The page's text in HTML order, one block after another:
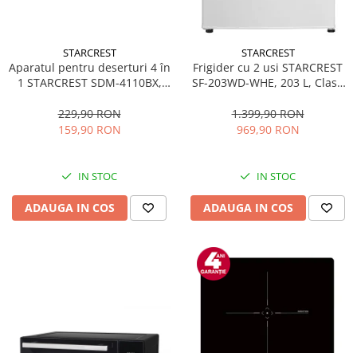
STARCREST
Aparatul pentru deserturi 4 în
1 STARCREST SDM-4110BX,
invelis ceramic pentru vafe,
nuci, gogosi si smile
229,90 RON
159,90 RON
IN STOC
ADAUGA IN COS
STARCREST
Frigider cu 2 usi STARCREST
SF-203WD-WHE, 203 L, Clasa
Termostat Ajustabil, Usi
reversibile, H 145 cm, Alb
1.399,90 RON
969,90 RON
IN STOC
ADAUGA IN COS